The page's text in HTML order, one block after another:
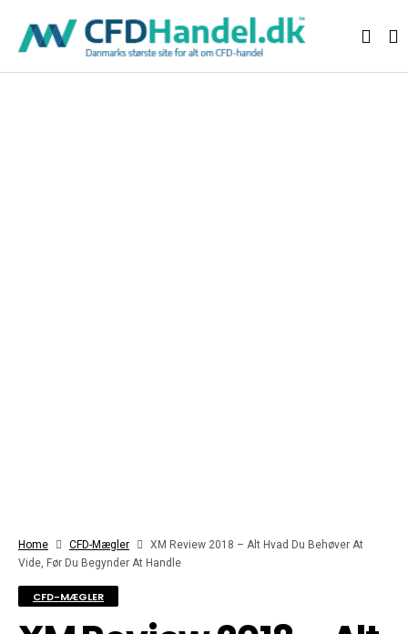
Home CFD-Mægler
XM Review 2018 – Alt Hvad Du Behøver At
Vide, Før Du Begynder At Handle
CFD-MÆGLER